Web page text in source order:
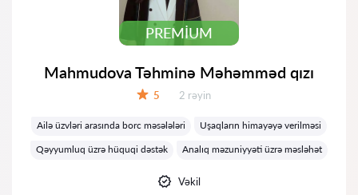
PREMIUM
Mahmudova Təhminə Məhəmməd qızı
5 Rəylər:
2 rəyin
Ailə üzvləri arasında borc məsələləri
Uşaqların himayəyə verilməsi
Qəyyumluq üzrə hüquqi dəstək
Analıq məzuniyyəti üzrə məsləhət
Vəkil